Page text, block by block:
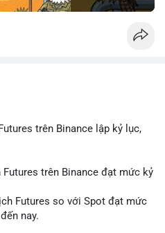
trên Binance lập kỷ lục,
trên Binance đạt mức kỷ
Futures so với Spot đạt mức
nay.